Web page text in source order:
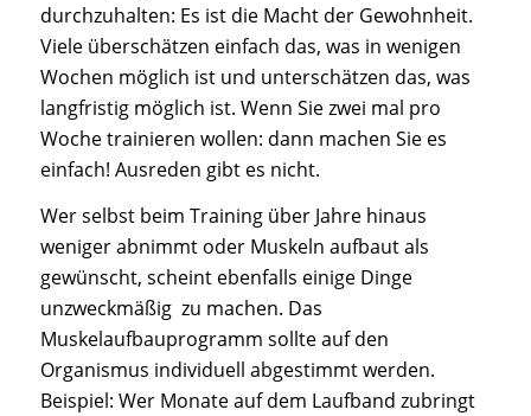
durchzuhalten: Es ist die Macht der Gewohnheit.
Viele überschätzen einfach das, was in wenigen
Wochen möglich ist und unterschätzen das, was
langfristig möglich ist. Wenn Sie zwei mal pro
Woche trainieren wollen: dann machen Sie es
einfach! Ausreden gibt es nicht.
Wer selbst beim Training über Jahre hinaus
weniger abnimmt oder Muskeln aufbaut als
gewünscht, scheint ebenfalls einige Dinge
unzweckmäßig zu machen. Das
Muskelaufbauprogramm sollte auf den
Organismus individuell abgestimmt werden.
Beispiel: Wer Monate auf dem Laufband zubringt